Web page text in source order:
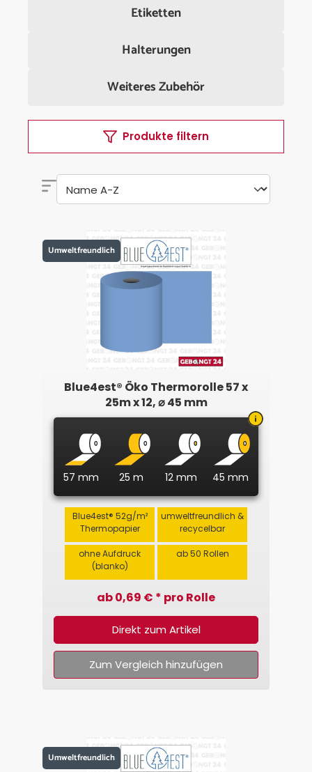
Etiketten
Halterungen
Weiteres Zubehör
Produkte filtern
Umweltfreundlich
Blue4est® Öko Thermorolle 57 x
25m x 12, ⌀ 45 mm
57 mm 25 m 12 mm 45 mm
Blue4est® 52g/m²
Thermopapier
umweltfreundlich &
recycelbar
ohne Aufdruck
(blanko)
ab 50 Rollen
ab 0,69 € * pro Rolle
Direkt zum Artikel
Zum Vergleich hinzufügen
Umweltfreundlich